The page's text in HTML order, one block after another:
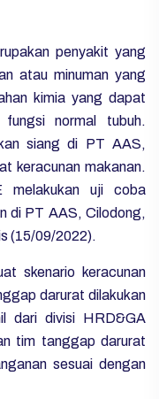
penyakit yang
atau minuman yang
kimia yang dapat
fungsi normal tubuh.
siang di PT AAS,
keracunan makanan.
melakukan uji coba
di PT AAS, Cilodong,
(15/09/2022).
skenario keracunan
darurat dilakukan
dari divisi HRD&GA
tim tanggap darurat
sesuai dengan